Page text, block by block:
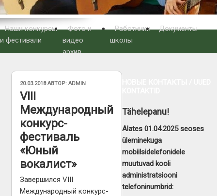
Наши конкурсы
и фестивали
Фото и
видео
архив
Работники
школы
Документы
ОПУБЛИКОВАНО
20.03.2018АВТОР:ADMIN
VIII
Международный
конкурс-
фестиваль
«Юный
вокалист»
Завершился VIII
Международный конкурс-
Tähelepanu!
Alates 01.04.2025 seoses
üleminekuga
mobiilsidelefonidele
muutuvad kooli
administratsiooni
telefoninumbrid: